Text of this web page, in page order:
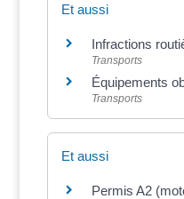
Et aussi
Infractions
Transports
Équipements
Transports
Et aussi
Permis A2